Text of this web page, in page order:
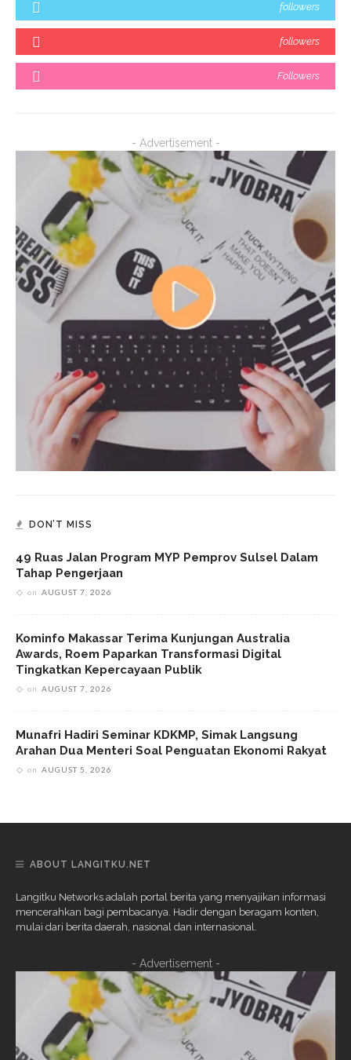
followers
followers
Followers
- Advertisement -
DON’T MISS
49 Ruas Jalan Program MYP Pemprov Sulsel Dalam
Tahap Pengerjaan
on AUGUST 7, 2026
Kominfo Makassar Terima Kunjungan Australia
Awards, Roem Paparkan Transformasi Digital
Tingkatkan Kepercayaan Publik
on AUGUST 7, 2026
Munafri Hadiri Seminar KDKMP, Simak Langsung
Arahan Dua Menteri Soal Penguatan Ekonomi Rakyat
on AUGUST 5, 2026
ABOUT LANGITKU.NET
Langitku Networks adalah portal berita yang menyajikan informasi
mencerahkan bagi pembacanya. Hadir dengan beragam konten,
mulai dari berita daerah, nasional dan internasional.
- Advertisement -